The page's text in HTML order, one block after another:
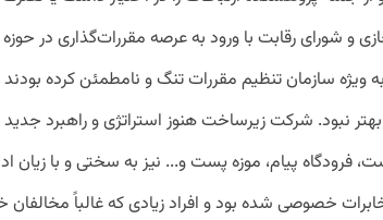
و شورای رقابت با ورود به عرصه مقررات‌گذاری در حوزه
به‌ ویژه سازمان تنظیم مقررات تنگ و نامطمئن کرده
نبود. شرکت زیرساخت هنوز استراتژی و راهبرد جدید
فرودگاه پیام، موزه پست و... نیز به سختی و با زیان
خصوصی شده بود و افراد زیادی که غالباً